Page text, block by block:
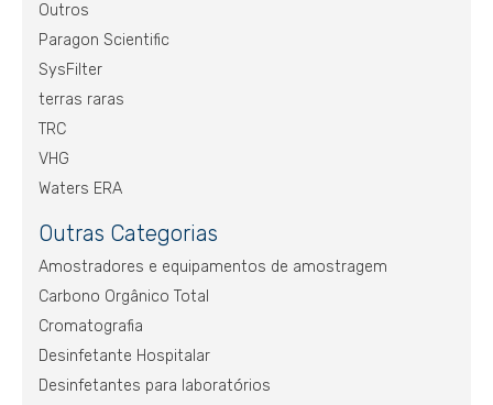
Outros
Paragon Scientific
SysFilter
terras raras
TRC
VHG
Waters ERA
Outras Categorias
Amostradores e equipamentos de amostragem
Carbono Orgânico Total
Cromatografia
Desinfetante Hospitalar
Desinfetantes para laboratórios